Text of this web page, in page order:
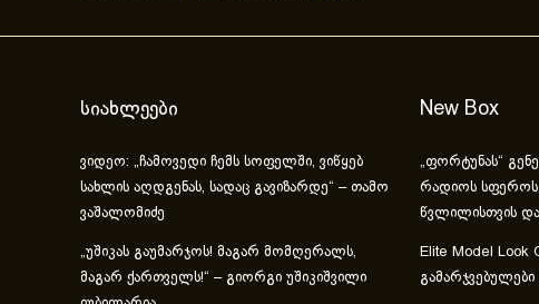
სიახლეები
ვიდეო: „ჩამოვედი ჩემს სოფელში, ვიწყებ
სახლის აღდგენას, სადაც გავიზარდე“ – თამო
ვაშალომიძე
„უშიკას გაუმარჯოს! მაგარ მომღერალს,
მაგარ ქართველს!“ – გიორგი უშიკიშვილი
New Box
„ფორტუნას“
რადიოს სფეროს
წვლილისთვის
Elite Model Look